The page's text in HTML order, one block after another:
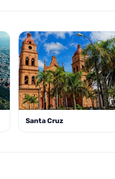
Santa Cruz